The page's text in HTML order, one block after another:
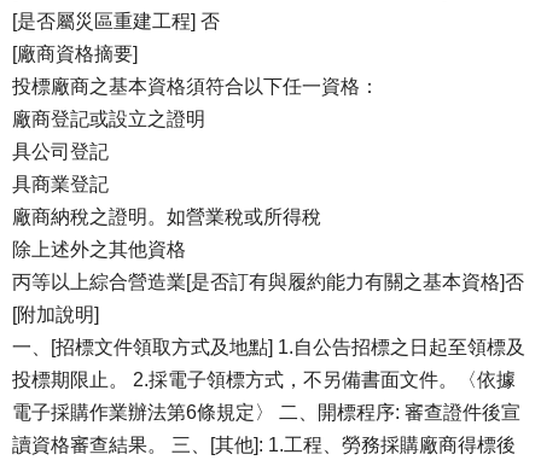
[是否屬災區重建工程] 否
[廠商資格摘要]
投標廠商之基本資格須符合以下任一資格：
廠商登記或設立之證明
具公司登記
具商業登記
廠商納稅之證明。如營業稅或所得稅
除上述外之其他資格
丙等以上綜合營造業[是否訂有與履約能力有關之基本資格]否
[附加說明]
一、[招標文件領取方式及地點] 1.自公告招標之日起至領標及
投標期限止。 2.採電子領標方式，不另備書面文件。〈依據
電子採購作業辦法第6條規定〉 二、開標程序: 審查證件後宣
讀資格審查結果。 三、[其他]: 1.工程、勞務採購廠商得標後